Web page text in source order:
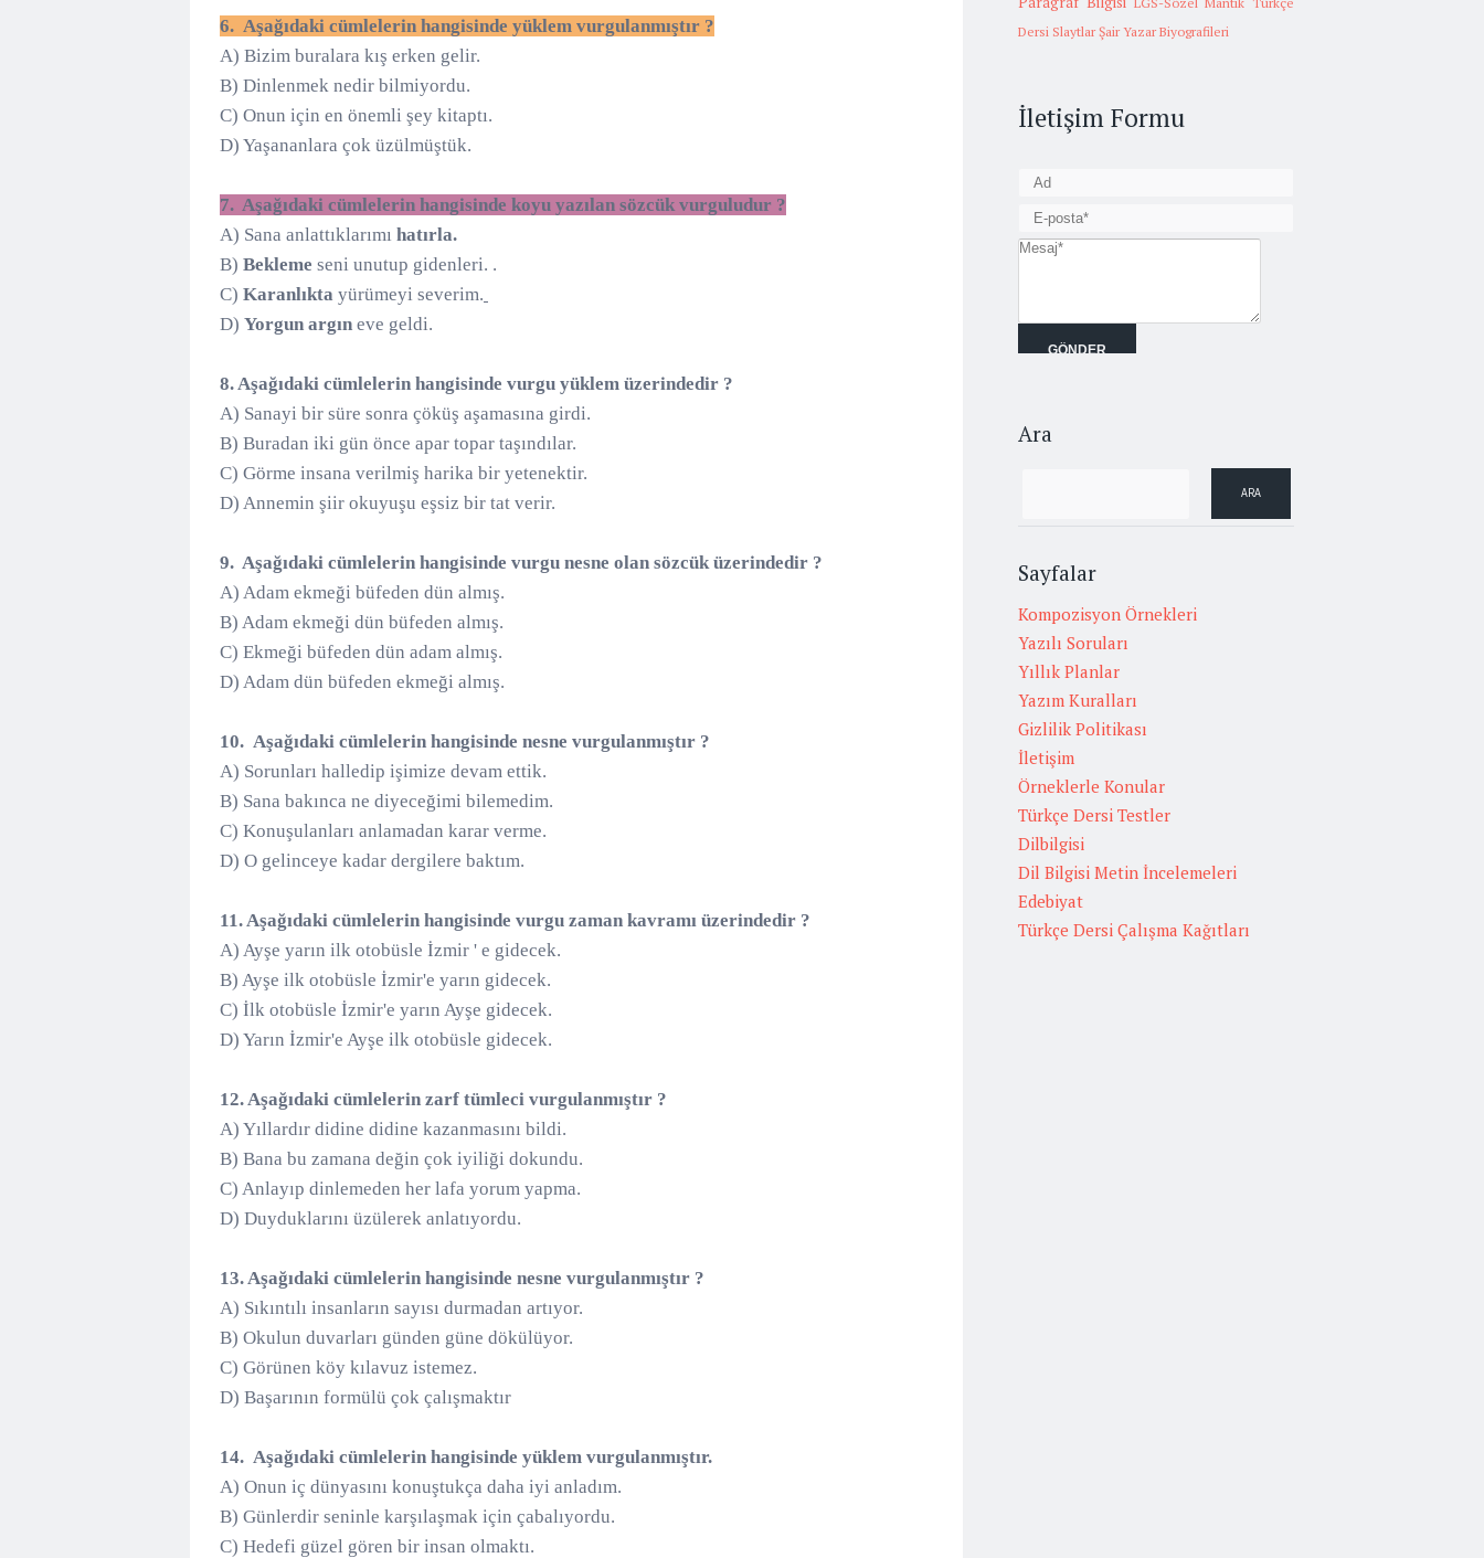
6. Aşağıdaki cümlelerin hangisinde yüklem vurgulanmıştır ?
A) Bizim buralara kış erken gelir.
B) Dinlenmek nedir bilmiyordu.
C) Onun için en önemli şey kitaptı.
D) Yaşananlara çok üzülmüştük.
7. Aşağıdaki cümlelerin hangisinde koyu yazılan sözcük vurguludur ?
A) Sana anlattıklarımı hatırla.
B) Bekleme seni unutup gidenleri. .
C) Karanlıkta yürümeyi severim.
D) Yorgun argın eve geldi.
8. Aşağıdaki cümlelerin hangisinde vurgu yüklem üzerindedir ?
A) Sanayi bir süre sonra çöküş aşamasına girdi.
B) Buradan iki gün önce apar topar taşındılar.
C) Görme insana verilmiş harika bir yetenektir.
D) Annemin şiir okuyuşu eşsiz bir tat verir.
9. Aşağıdaki cümlelerin hangisinde vurgu nesne olan sözcük üzerindedir ?
A) Adam ekmeği büfeden dün almış.
B) Adam ekmeği dün büfeden almış.
C) Ekmeği büfeden dün adam almış.
D) Adam dün büfeden ekmeği almış.
10. Aşağıdaki cümlelerin hangisinde nesne vurgulanmıştır ?
A) Sorunları halledip işimize devam ettik.
B) Sana bakınca ne diyeceğimi bilemedim.
C) Konuşulanları anlamadan karar verme.
D) O gelinceye kadar dergilere baktım.
11. Aşağıdaki cümlelerin hangisinde vurgu zaman kavramı üzerindedir ?
A) Ayşe yarın ilk otobüsle İzmir ' e gidecek.
B) Ayşe ilk otobüsle İzmir'e yarın gidecek.
C) İlk otobüsle İzmir'e yarın Ayşe gidecek.
D) Yarın İzmir'e Ayşe ilk otobüsle gidecek.
12. Aşağıdaki cümlelerin zarf tümleci vurgulanmıştır ?
A) Yıllardır didine didine kazanmasını bildi.
B) Bana bu zamana değin çok iyiliği dokundu.
C) Anlayıp dinlemeden her lafa yorum yapma.
D) Duyduklarını üzülerek anlatıyordu.
13. Aşağıdaki cümlelerin hangisinde nesne vurgulanmıştır ?
A) Sıkıntılı insanların sayısı durmadan artıyor.
B) Okulun duvarları günden güne dökülüyor.
C) Görünen köy kılavuz istemez.
D) Başarının formülü çok çalışmaktır
14. Aşağıdaki cümlelerin hangisinde yüklem vurgulanmıştır.
A) Onun iç dünyasını konuştukça daha iyi anladım.
B) Günlerdir seninle karşılaşmak için çabalıyordu.
C) Hedefi güzel gören bir insan olmaktı.
Dersi Slaytlar Şair Yazar Biyografileri
İletişim Formu
Ara
Sayfalar
Kompozisyon Örnekleri
Yazılı Soruları
Yıllık Planlar
Yazım Kuralları
Gizlilik Politikası
İletişim
Örneklerle Konular
Türkçe Dersi Testler
Dilbilgisi
Dil Bilgisi Metin İncelemeleri
Edebiyat
Türkçe Dersi Çalışma Kağıtları